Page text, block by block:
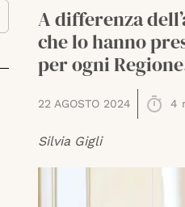
A differenza
che lo hanno
per ogni
22 AGOSTO 2024 4
Silvia Gigli